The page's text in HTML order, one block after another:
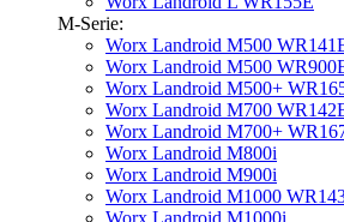
M-Serie:
Worx Landroid M500
Worx Landroid M500
Worx Landroid M500+
Worx Landroid M700
Worx Landroid M700+
Worx Landroid M800i
Worx Landroid M900i
Worx Landroid M1000